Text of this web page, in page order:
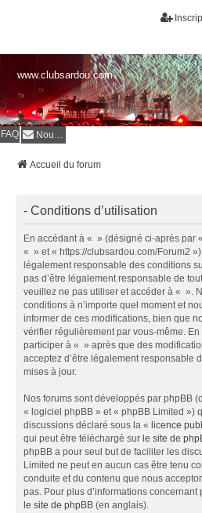
www.clubsardou.com
FAQ Nous contacter
Accueil du forum
- Conditions d’utilisation
En accédant à « » (désigné ci-après par
« » et « https://clubsardou.com/Forum2
légalement responsable des conditions
pas d’être légalement responsable de
veuillez ne pas utiliser et accéder à « ».
conditions à n’importe quel moment et
informer de ces modifications, bien que
vérifier régulièrement par vous-même.
participer à « » après que des
acceptez d’être légalement responsable
mises à jour.
Nos forums sont développés par phpBB
« logiciel phpBB » et « phpBB Limited »)
discussions déclaré sous la « licence
qui peut être téléchargé sur le site de
phpBB a pour seul but de faciliter les
Limited ne peut en aucun cas être tenu
conduite et du contenu que nous
pas. Pour plus d’informations
le site de phpBB (en anglais).